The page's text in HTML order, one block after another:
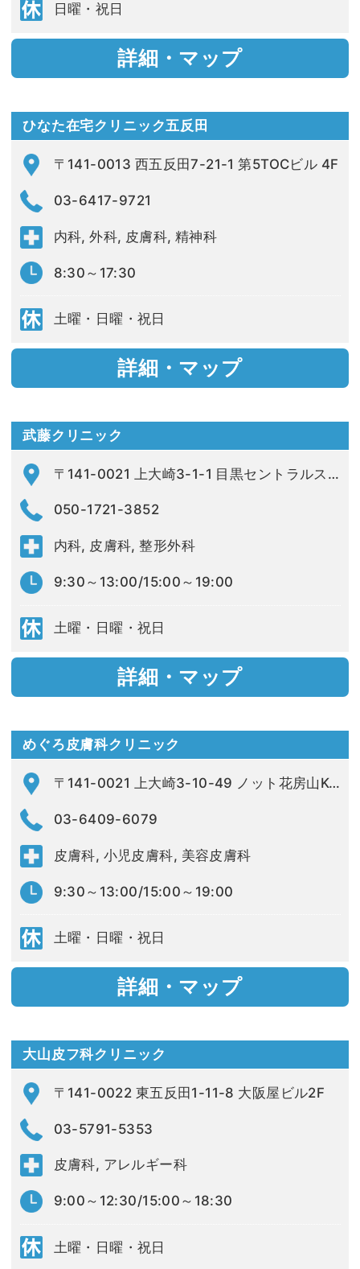
日曜・祝日
詳細・マップ
ひなた在宅クリニック五反田
〒141-0013 西五反田7-21-1 第5TOCビル 4F
03-6417-9721
内科, 外科, 皮膚科, 精神科
8:30～17:30
土曜・日曜・祝日
詳細・マップ
武藤クリニック
〒141-0021 上大崎3-1-1 目黒セントラルスクエア2F
050-1721-3852
内科, 皮膚科, 整形外科
9:30～13:00/15:00～19:00
土曜・日曜・祝日
詳細・マップ
めぐろ皮膚科クリニック
〒141-0021 上大崎3-10-49 ノット花房山K+102
03-6409-6079
皮膚科, 小児皮膚科, 美容皮膚科
9:30～13:00/15:00～19:00
土曜・日曜・祝日
詳細・マップ
大山皮フ科クリニック
〒141-0022 東五反田1-11-8 大阪屋ビル2F
03-5791-5353
皮膚科, アレルギー科
9:00～12:30/15:00～18:30
土曜・日曜・祝日